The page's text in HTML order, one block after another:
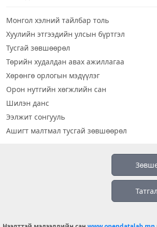
Монгол хэлний тайлбар толь
Хуулийн этгээдийн улсын бүртгэл
Тусгай зөвшөөрөл
Төрийн худалдан авах ажиллагаа
Хөрөнгө орлогын мэдүүлэг
Орон нутгийн хөгжлийн сан
Шилэн данс
Ээлжит сонгууль
Ашигт малтмал тусгай зөвшөөрөл
info@opendatalab.mn